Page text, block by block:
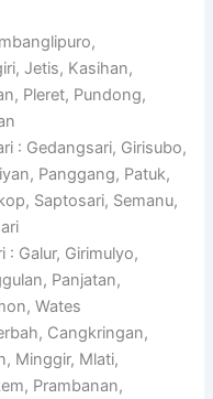
Jetis, Kasihan,
Pleret, Pundong,
: Gedangsari, Girisubo,
Panggang, Patuk,
Saptosari, Semanu,
Galur, Girimulyo,
Panjatan,
Wates
Cangkringan,
Minggir, Mlati,
Prambanan,